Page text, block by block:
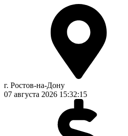
г. Ростов-на-Дону
07 августа 2026 15:32:16